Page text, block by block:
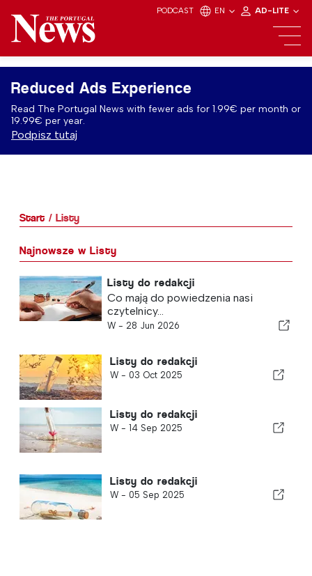
PODCAST EN AD-LITE
Reduced Ads Experience
Read The Portugal News with fewer ads for 1.99€ per month or
19.99€ per year.
Podpisz tutaj
Start Listy
Najnowsze w Listy
Listy do redakcji
Co mają do powiedzenia nasi
czytelnicy...
W - 28 Jun 2026
Listy do redakcji
W - 03 Oct 2025
Listy do redakcji
W - 14 Sep 2025
Listy do redakcji
W - 05 Sep 2025